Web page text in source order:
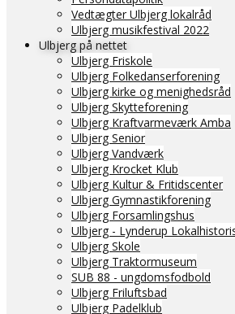
Vedtægter Ulbjerg lokalråd
Ulbjerg musikfestival 2022
Ulbjerg på nettet
Ulbjerg Friskole
Ulbjerg Folkedanserforening
Ulbjerg kirke og menighedsråd
Ulbjerg Skytteforening
Ulbjerg Kraftvarmeværk Amba
Ulbjerg Senior
Ulbjerg Vandværk
Ulbjerg Krocket Klub
Ulbjerg Kultur & Fritidscenter
Ulbjerg Gymnastikforening
Ulbjerg Forsamlingshus
Ulbjerg - Lynderup
Ulbjerg Skole
Ulbjerg Traktormuseum
SUB 88 - ungdomsfodbold
Ulbjerg Friluftsbad
Ulbjerg Padelklub